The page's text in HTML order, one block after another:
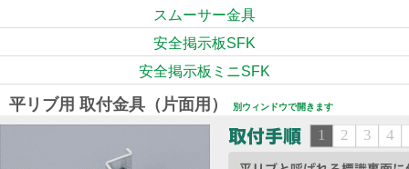
利用規約
プラバシーポリシー
スムーサー金具
安全掲示板SFK
安全掲示板ミニSFK
平リブ用 取付金具（片面用） 別ウィンドウで開きます